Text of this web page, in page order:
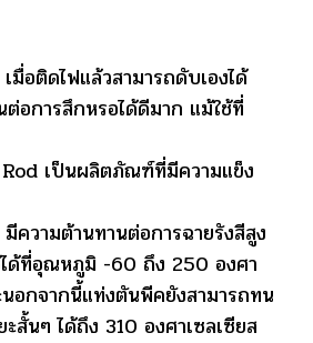
มื่อติดไฟแล้วสามารถดับเองได้
อการสึกหรอได้ดีมาก แม้ใช้ที่
เป็นผลิตภัณฑ์ที่มีความแข็ง
ความต้านทานต่อการฉายรังสีสูง
ได้ที่อุณหภูมิ -60 ถึง 250 องศา
นอกจากนี้แท่งตันพีคยังสามารถทน
สั้นๆ ได้ถึง 310 องศาเซลเซียส